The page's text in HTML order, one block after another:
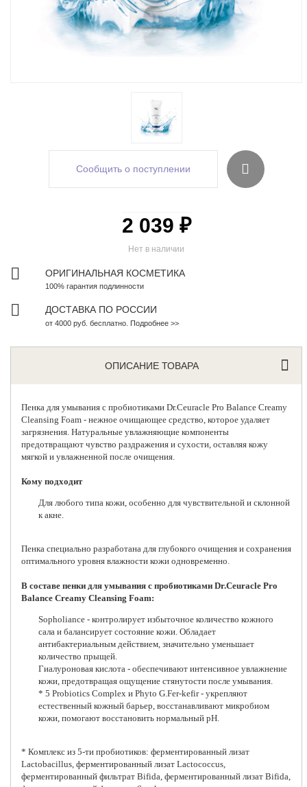
Сообщить о поступлении
Нет в наличии
2 039 ₽
ОРИГИНАЛЬНАЯ КОСМЕТИКА
100% гарантия подлинности
ДОСТАВКА ПО РОССИИ
от 4000 руб. бесплатно. Подробнее >>
ОПИСАНИЕ ТОВАРА
Пенка для умывания с пробиотикамиDr.Ceuracle Pro Balance Creamy
Cleansing Foam - нежное очищающее средство, которое удаляет
загрязнения. Натуральные увлажняющие компоненты
предотвращают чувство раздражения и сухости, оставляя кожу
мягкой и увлажненной после очищения.
Кому подходит
Для любого типа кожи, особенно для чувствительной и склонной
к акне.
Пенка специально разработана для глубокого очищения и сохранения
оптимального уровня влажности кожи одновременно.
В составе пенки для умывания с пробиотиками Dr.Ceuracle Pro
Balance Creamy Cleansing Foam:
Sopholiance - контролирует избыточное количество кожного
сала и балансирует состояние кожи. Обладает
антибактериальным действием, значительно уменьшает
количество прыщей.
Гиалуроновая кислота - обеспечивают интенсивное увлажнение
кожи, предотвращая ощущение стянутости после умывания.
* 5 Probiotics Complex и Phyto G.Fer-kefir - укрепляют
естественный кожный барьер, восстанавливают микробиом
кожи, помогают восстановить нормальный pH.
* Комплекс из 5-ти пробиотиков: ферментированный лизат
Lactobacillus, ферментированный лизат Lactococcus,
ферментированный фильтрат Bifida, ферментированный лизат Bifida,